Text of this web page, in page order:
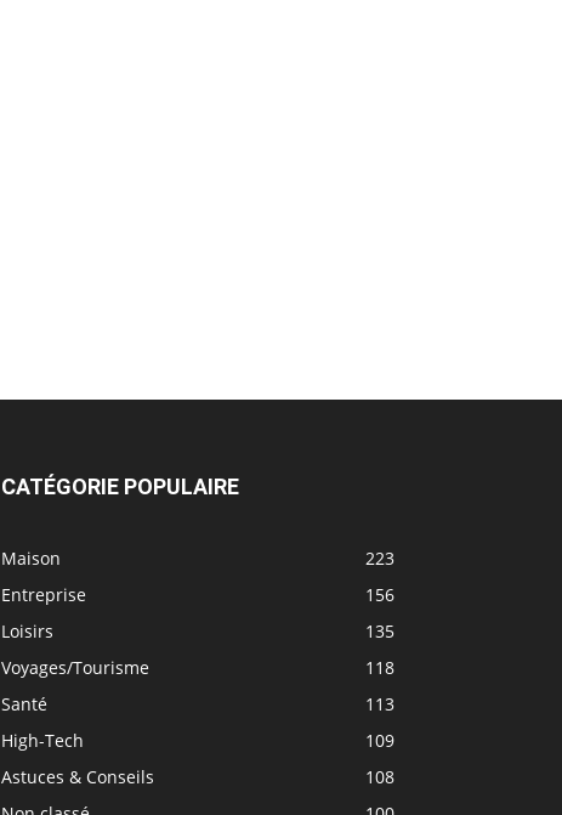
CATÉGORIE POPULAIRE
Maison
223
Entreprise
156
Loisirs
135
Voyages/Tourisme
118
Santé
113
High-Tech
109
Astuces & Conseils
108